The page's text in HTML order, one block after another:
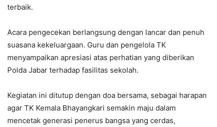
terbaik.
Acara pengecekan berlangsung dengan lancar dan penuh
suasana kekeluargaan. Guru dan pengelola TK
menyampaikan apresiasi atas perhatian yang diberikan
Polda Jabar terhadap fasilitas sekolah.
Kegiatan ini ditutup dengan doa bersama, sebagai harapan
agar TK Kemala Bhayangkari semakin maju dalam
mencetak generasi penerus bangsa yang cerdas,